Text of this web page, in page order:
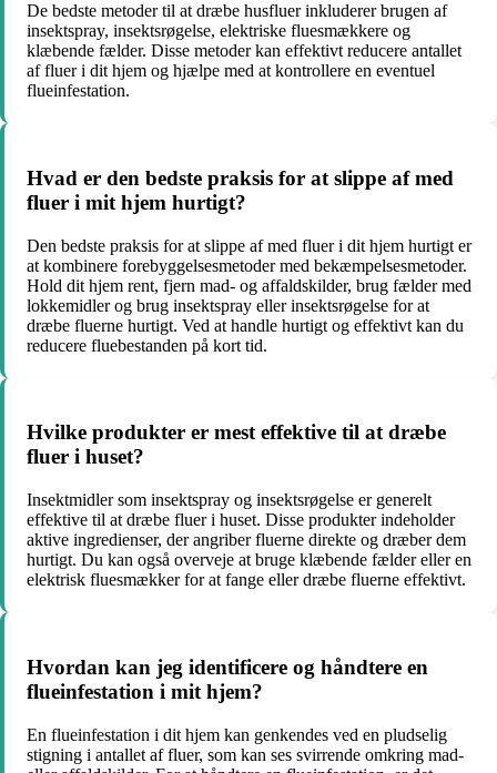
De bedste metoder til at dræbe husfluer inkluderer brugen af
insektspray, insektsrøgelse, elektriske fluesmækkere og
klæbende fælder. Disse metoder kan effektivt reducere antallet
af fluer i dit hjem og hjælpe med at kontrollere en eventuel
flueinfestation.
Hvad er den bedste praksis for at slippe af med
fluer i mit hjem hurtigt?
Den bedste praksis for at slippe af med fluer i dit hjem hurtigt er
at kombinere forebyggelsesmetoder med bekæmpelsesmetoder.
Hold dit hjem rent, fjern mad- og affaldskilder, brug fælder med
lokkemidler og brug insektspray eller insektsrøgelse for at
dræbe fluerne hurtigt. Ved at handle hurtigt og effektivt kan du
reducere fluebestanden på kort tid.
Hvilke produkter er mest effektive til at dræbe
fluer i huset?
Insektmidler som insektspray og insektsrøgelse er generelt
effektive til at dræbe fluer i huset. Disse produkter indeholder
aktive ingredienser, der angriber fluerne direkte og dræber dem
hurtigt. Du kan også overveje at bruge klæbende fælder eller en
elektrisk fluesmækker for at fange eller dræbe fluerne effektivt.
Hvordan kan jeg identificere og håndtere en
flueinfestation i mit hjem?
En flueinfestation i dit hjem kan genkendes ved en pludselig
stigning i antallet af fluer, som kan ses svirrende omkring mad-